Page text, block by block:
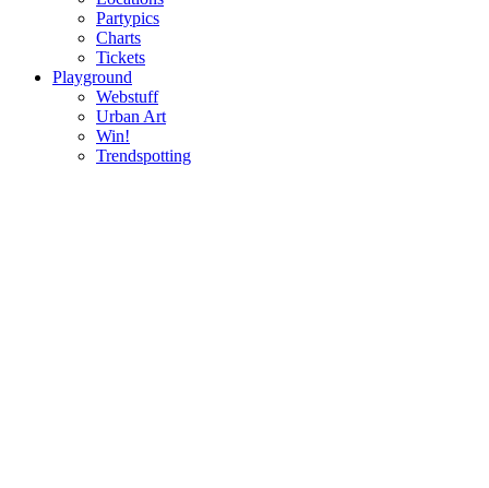
Partypics
Charts
Tickets
Playground
Webstuff
Urban Art
Win!
Trendspotting